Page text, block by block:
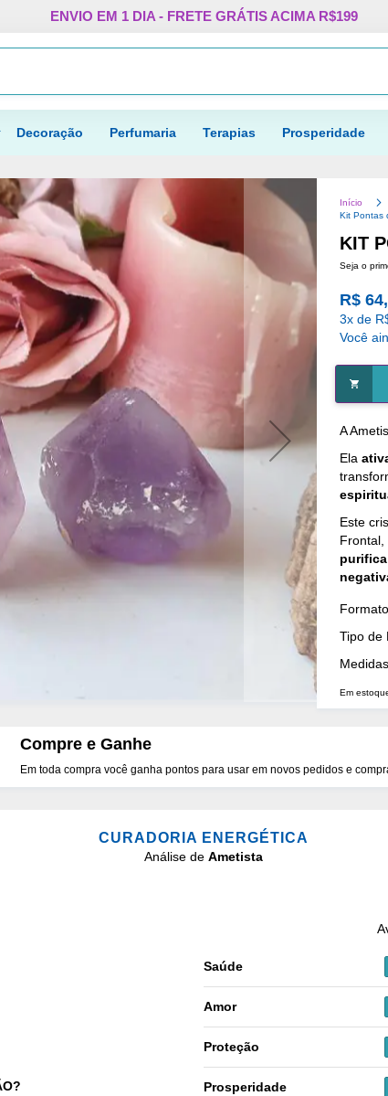
Pular
o
ENVIO EM 1 DIA - FRETE GRÁTIS ACIMA R$199
Procurar
Decoração Perfumaria Terapias Prosperidade
Início
Kit Pontas
KIT
Seja o
R$
3x de
Você
A
Ela
Este
Frontal,
Mais
Tipo de
Em
Compre e Ganhe
Em toda compra você ganha pontos para usar em novos pedidos e
CURADORIA ENERGÉTICA
Análise de Ametista
Saúde
Amor
Proteção
Prosperidade